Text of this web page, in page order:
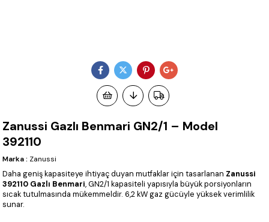
Zanussi Gazlı Benmari GN2/1 – Model
392110
Marka : Zanussi
Daha geniş kapasiteye ihtiyaç duyan mutfaklar için tasarlanan Zanussi
392110 Gazlı Benmari, GN2/1 kapasiteli yapısıyla büyük porsiyonların
sıcak tutulmasında mükemmeldir. 6,2 kW gaz gücüyle yüksek verimlilik
sunar.